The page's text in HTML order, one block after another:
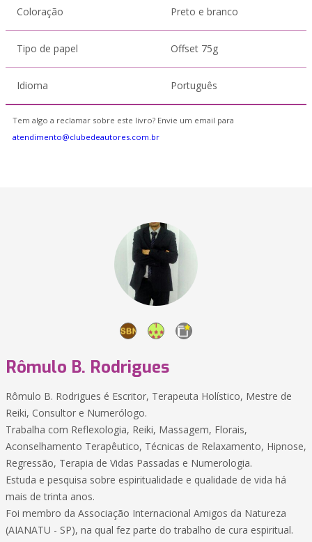
Coloração Preto e branco
Tipo de papel Offset 75g
Idioma Português
Tem algo a reclamar sobre este livro? Envie um email para
atendimento@clubedeautores.com.br
Rômulo B. Rodrigues
Rômulo B. Rodrigues é Escritor, Terapeuta Holístico, Mestre de
Reiki, Consultor e Numerólogo.
Trabalha com Reflexologia, Reiki, Massagem, Florais,
Aconselhamento Terapêutico, Técnicas de Relaxamento, Hipnose,
Regressão, Terapia de Vidas Passadas e Numerologia.
Estuda e pesquisa sobre espiritualidade e qualidade de vida há
mais de trinta anos.
Foi membro da Associação Internacional Amigos da Natureza
(AIANATU - SP), na qual fez parte do trabalho de cura espiritual.